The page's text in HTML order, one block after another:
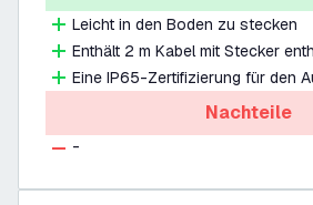
Leicht in den Boden zu stecken
Enthält 2 m Kabel mit Stecker
Eine IP65-Zertifizierung für den
Nachteile
-